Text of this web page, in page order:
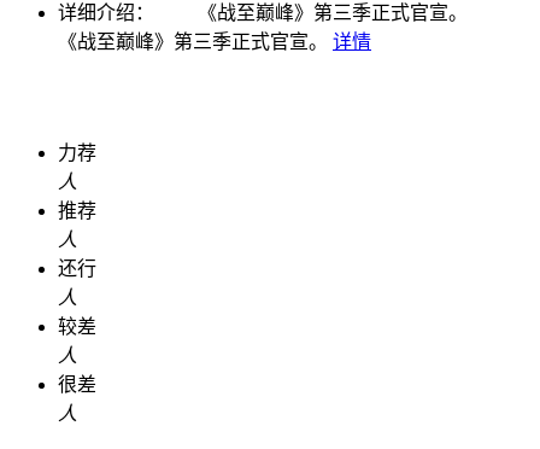
详细介绍：
《战至巅峰》第三季正式官宣。
《战至巅峰》第三季正式官宣。
详情
力荐
人
推荐
人
还行
人
较差
人
很差
人